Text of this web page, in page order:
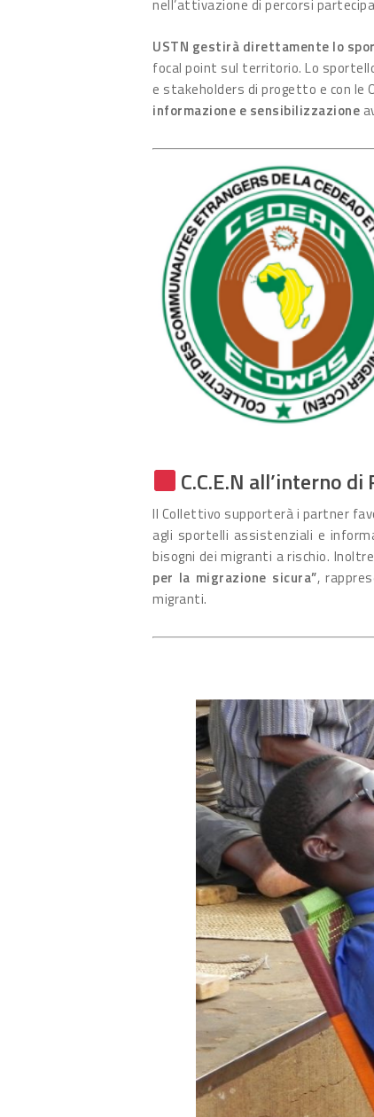
nell’attivazione di percorsi
USTN gestirà direttamente lo
focal point sul territorio. Lo
e stakeholders di progetto e con le
informazione e sensibilizzazione
C.C.E.N all’interno di
Il Collettivo supporterà i partner
agli sportelli assistenziali e
bisogni dei migranti a rischio.
per la migrazione sicura”,
migranti.